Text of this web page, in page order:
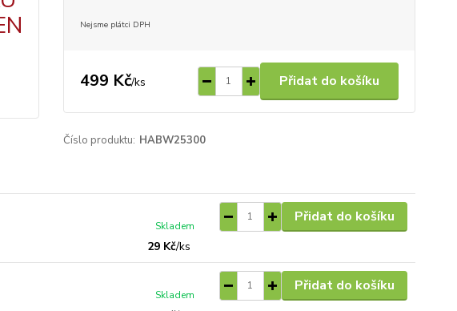
Nejsme plátci DPH
499 Kč/ks Přidat do košíku
Číslo produktu: HABW25300
29 Kč/ks
Skladem
Přidat do košíku
Skladem
Přidat do košíku